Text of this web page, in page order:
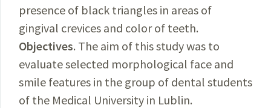
presence of black triangles in areas of
gingival crevices and color of teeth.
Objectives. The aim of this study was to
evaluate selected morphological face and
smile features in the group of dental students
of the Medical University in Lublin.